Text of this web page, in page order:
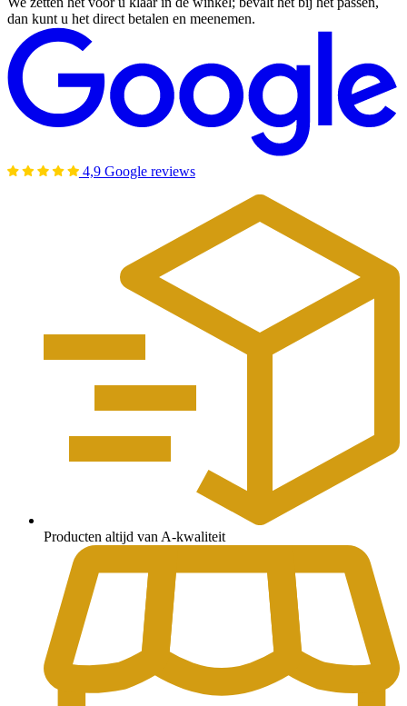
dan kunt u het direct betalen en meenemen.
4,9 Google reviews
Producten altijd van A-kwaliteit